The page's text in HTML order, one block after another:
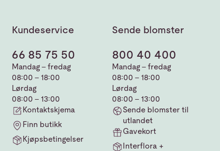
Kundeservice
66 85 75 50
Mandag - fredag
08:00 - 18:00
Lørdag
08:00 - 13:00
Kontaktskjema
Finn butikk
Kjøpsbetingelser
Sende blomster
800 40 400
Mandag - fredag
08:00 - 18:00
Lørdag
08:00 - 13:00
Sende blomster til
utlandet
Gavekort
Interflora +